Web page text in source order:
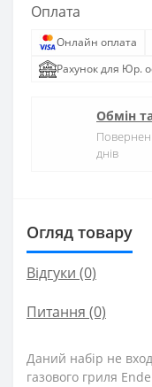
Оплата
Онлайн оплата
Рахунок для Юр.
Обмін
днів
Огляд товару
Відгуки (0)
Питання (0)
Даний набір не
газового гриля